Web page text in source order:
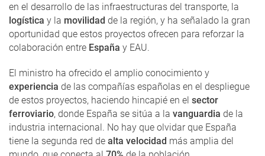
en el desarrollo de las infraestructuras del transporte, la
logística y la movilidad de la región, y ha señalado la gran
oportunidad que estos proyectos ofrecen para reforzar la
colaboración entre España y EAU.
El ministro ha ofrecido el amplio conocimiento y
experiencia de las compañías españolas en el despliegue
de estos proyectos, haciendo hincapié en el sector
ferroviario, donde España se sitúa a la vanguardia de la
industria internacional. No hay que olvidar que España
tiene la segunda red de alta velocidad más amplia del